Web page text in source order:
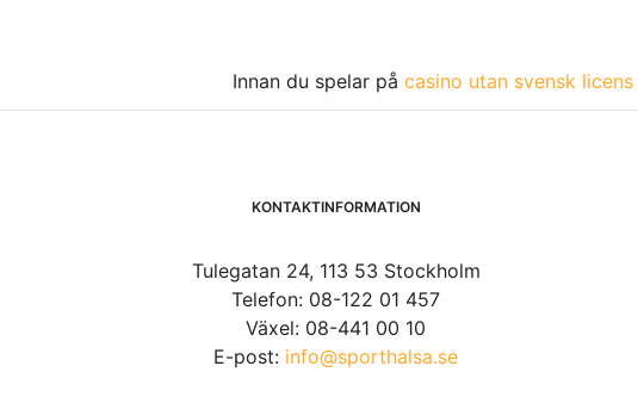
Innan du spelar på casino utan svensk licens
KONTAKTINFORMATION
Tulegatan 24, 113 53 Stockholm
Telefon: 08-122 01 457
Växel: 08-441 00 10
E-post: info@sporthalsa.se